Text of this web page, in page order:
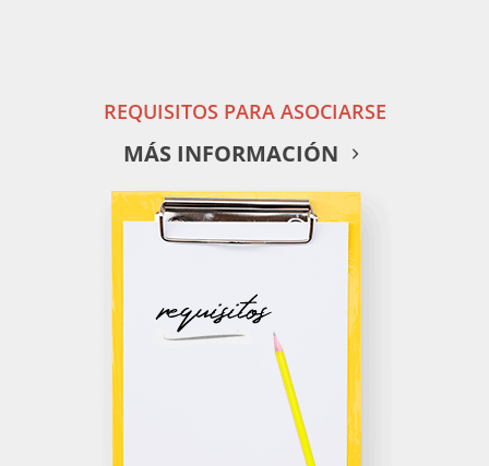
REQUISITOS PARA ASOCIARSE
MÁS INFORMACIÓN